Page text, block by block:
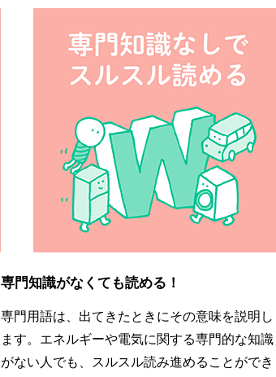
専門知識がなくても読める！
専門用語は、出てきたときにその意味を説明し
ます。エネルギーや電気に関する専門的な知識
がない人でも、スルスル読み進めることができ